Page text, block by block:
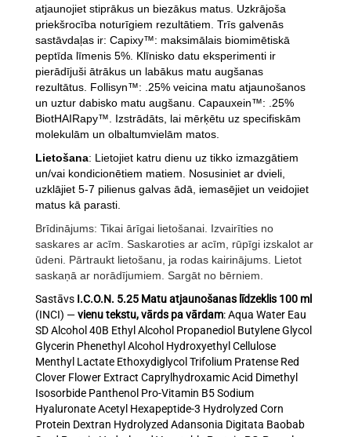
atjaunojiet stiprākus un biezākus matus. Uzkrājoša
priekšrocība noturīgiem rezultātiem. Trīs galvenās
sastāvdaļas ir: Capixy™: maksimālais biomimētiskā
peptīda līmenis 5%. Klīnisko datu eksperimenti ir
pierādījuši ātrākus un labākus matu augšanas
rezultātus. Follisyn™: .25% veicina matu atjaunošanos
un uztur dabisko matu augšanu. Capauxein™: .25%
BiotHAIRapy™. Izstrādāts, lai mērķētu uz specifiskām
molekulām un olbaltumvielām matos.
Lietošana: Lietojiet katru dienu uz tikko izmazgātiem
un/vai kondicionētiem matiem. Nosusiniet ar dvieli,
uzklājiet 5-7 pilienus galvas ādā, iemasējiet un veidojiet
matus kā parasti.
Brīdinājums: Tikai ārīgai lietošanai. Izvairīties no
saskares ar acīm. Saskaroties ar acīm, rūpīgi izskalot ar
ūdeni. Pārtraukt lietošanu, ja rodas kairinājums. Lietot
saskaņā ar norādījumiem. Sargāt no bērniem.
Sastāvs I.C.O.N. 5.25 Matu atjaunošanas līdzeklis 100 ml
(INCI) —vienu tekstu, vārds pa vārdam: Aqua Water Eau
SD Alcohol 40B Ethyl Alcohol Propanediol Butylene Glycol
Glycerin Phenethyl Alcohol Hydroxyethyl Cellulose
Menthyl Lactate Ethoxydiglycol Trifolium Pratense Red
Clover Flower Extract Caprylhydroxamic Acid Dimethyl
Isosorbide Panthenol Pro-Vitamin B5 Sodium
Hyaluronate Acetyl Hexapeptide-3 Hydrolyzed Corn
Protein Dextran Hydrolyzed Adansonia Digitata Baobab